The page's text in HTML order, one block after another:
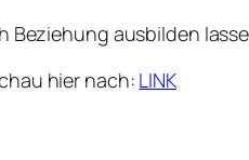
ausbilden
hier nach: LINK